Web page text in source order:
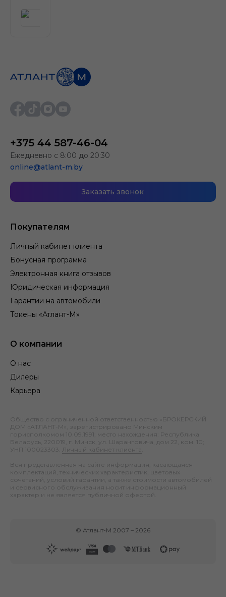
Покупателям
Личный кабинет клиента
Бонусная программа
Электронная книга отзывов
Юридическая информация
Гарантии на автомобили
Токены «Атлант-М»
О компании
О нас
Дилеры
Карьера
+375 44 587-46-04
Ежедневно с 8:00 до 20:30
online@atlant-m.by
Заказать звонок
Общество с ограниченной ответственностью «БРОКЕРСКИЙ
ДОМ «АТЛАНТ-М», зарегистрировано Минским
горисполкомом 10.09.1991; место нахождения: Республика
Беларусь, 220019, г. Минск, ул. Шаранговича, дом 22, ком. 10;
УНП 100023303.
Личный кабинет клиента
Вся представленная на сайте информация, касающаяся
комплектаций, технических характеристик, цветовых
сочетаний, условий гарантии, а также стоимости автомобилей
и сервисного обслуживания носит информационный
характер и не является публичной офертой.
© Атлант-М 2007 – 2026